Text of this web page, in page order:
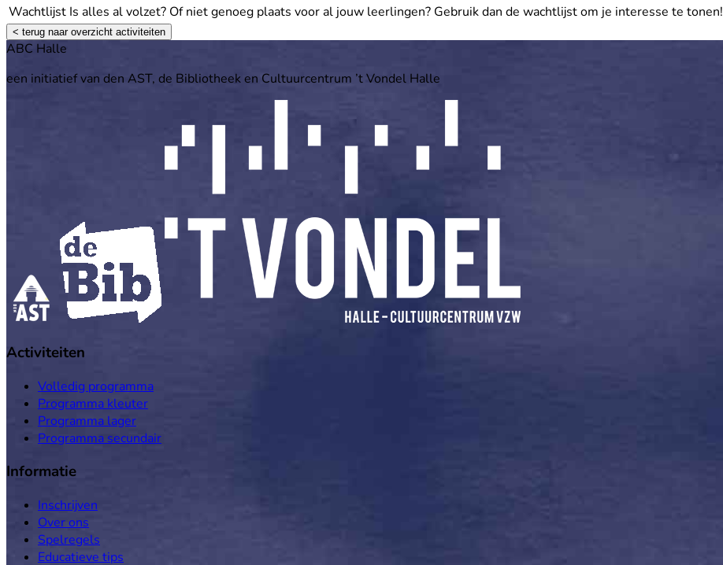
Wachtlijst Is alles al volzet? Of niet genoeg plaats voor al jouw leerlingen? Gebruik dan de wachtlijst om je interesse te tonen!
< terug naar overzicht activiteiten
Footer
ABC Halle
een initiatief van den AST, de Bibliotheek en Cultuurcentrum ’t Vondel Halle
Activiteiten
Volledig programma
Programma kleuter
Programma lager
Programma secundair
Informatie
Inschrijven
Over ons
Spelregels
Educatieve tips